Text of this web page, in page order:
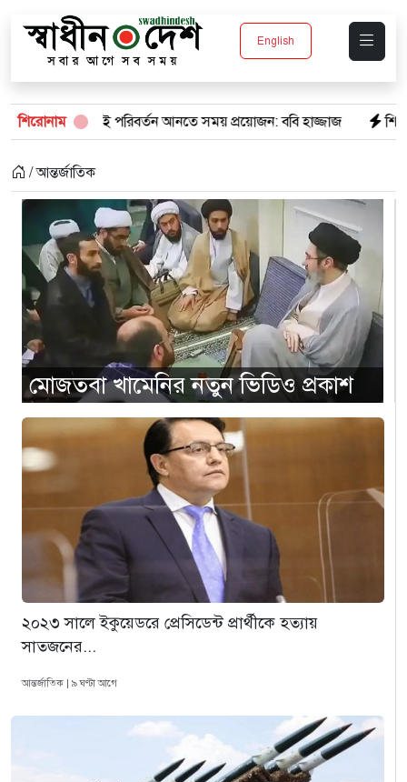
English
শিরোনাম
আনতে সময় প্রয়োজন: ববি হাজ্জাজ শিক্ষার্থীর মৃত্যু, ফুটওভার ব্রিজ
/ আন্তর্জাতিক
মোজতবা খামেনির নতুন ভিডিও প্রকাশ
২০২৩ সালে ইকুয়েডরে প্রেসিডেন্ট প্রার্থীকে হত্যায়
সাতজনের...
আন্তর্জাতিক | ৯ ঘণ্টা আগে